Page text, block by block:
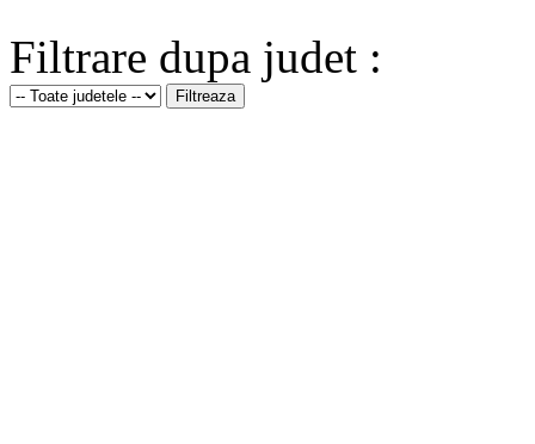
Filtrare dupa judet :